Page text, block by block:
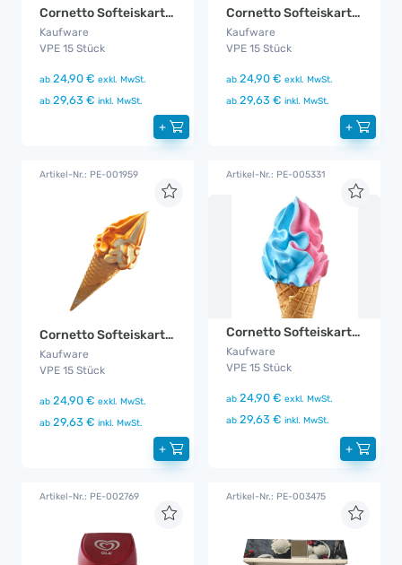
Cornetto Softeiskartusche Erdbeere
Kaufware
VPE 15 Stück
ab 24,90 € exkl. MwSt.
ab 29,63 € inkl. MwSt.
+
Cornetto Softeiskartusche Stracciatella
Kaufware
VPE 15 Stück
ab 24,90 € exkl. MwSt.
ab 29,63 € inkl. MwSt.
+
Artikel-Nr.: PE-001959
Cornetto Softeiskartusche Caramel
Kaufware
VPE 15 Stück
ab 24,90 € exkl. MwSt.
ab 29,63 € inkl. MwSt.
+
Artikel-Nr.: PE-005331
Cornetto Softeiskartusche Galaxy
Kaufware
VPE 15 Stück
ab 24,90 € exkl. MwSt.
ab 29,63 € inkl. MwSt.
+
Artikel-Nr.: PE-002769 Artikel-Nr.: PE-003475